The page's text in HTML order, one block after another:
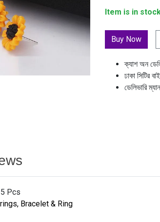
Item is in
ক্যাশ অন
ঢাকা সিটির
ডেলিভারি
Pcs
Bracelet & Ring